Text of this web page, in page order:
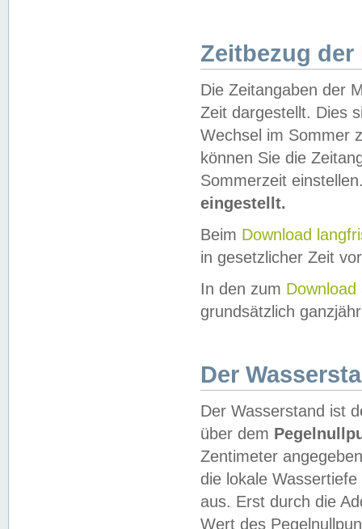
Zeitbezug der
Die Zeitangaben der
Zeit dargestellt. Dies
Wechsel im Sommer
können Sie die
Sommerzeit
eingestellt.
Beim Download
in gesetzlicher Zeit
In den zum Download
grundsätzlich
Der
Der Wasserstand ist
über dem
Zentimeter
die lokale
aus. Erst durch die
Wert des